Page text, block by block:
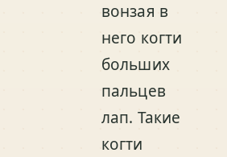
вонзая в
него когти
больших
пальцев
лап. Такие
когти